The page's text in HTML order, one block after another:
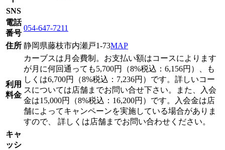
SNS
電話
番号
054-647-7211
住所 静岡県藤枝市内瀬戸1-73MAP
利用
料金
カーブスは月会費制。お支払い額はコースによります
が月に何回通っても5,700円（8%税込：6,156円）、も
しくは6,700円（8%税込：7,236円）です。詳しいコー
スについては店舗までお問い合せ下さい。また、入会
金は15,000円（8%税込：16,200円）です。入会金は店
舗によってキャンペーンを実施している場合がありま
すので、 詳しくは店舗までお問い合わせください。
キャ
ッシ